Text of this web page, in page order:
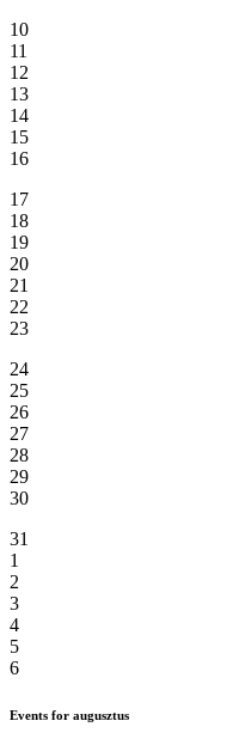
10
11
12
13
14
15
16
17
18
19
20
21
22
23
24
25
26
27
28
29
30
31
1
2
3
4
5
6
Events for augusztus